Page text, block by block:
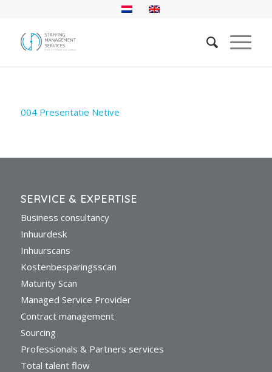
004 Presentatie Netive
SERVICE & EXPERTISE
Business consultancy
Inhuurdesk
Inhuurscans
Kostenbesparingsscan
Maturity Scan
Managed Service Provider
Contract management
Sourcing
Professionals & Partners services
Total talent flow